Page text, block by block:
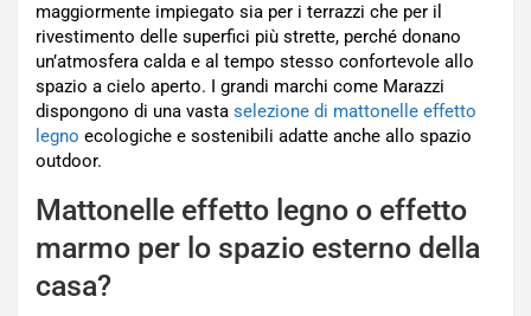
maggiormente impiegato sia per i terrazzi che per il
rivestimento delle superfici più strette, perché donano
un’atmosfera calda e al tempo stesso confortevole allo
spazio a cielo aperto. I grandi marchi come Marazzi
dispongono di una vasta selezione di mattonelle effetto
legno ecologiche e sostenibili adatte anche allo spazio
outdoor.
Mattonelle effetto legno o effetto
marmo per lo spazio esterno della
casa?